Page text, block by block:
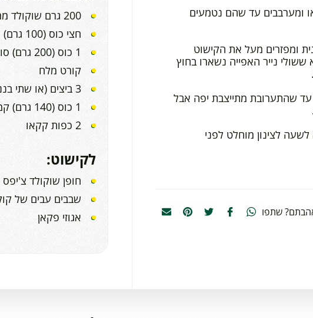
ומערבבים עד שהם נטמעים
ומפזרים מעל את הקישוט
נייר האפייה נשארו בחוץ
דקות, רק עד שהתערובת מתייצבת יפה אבל
לצינון מוחלט לפני
שתפו
200 גרם שוקולד מריר
חצי כוס (100 גרם) שמן קוקוס
1 כוס (200 גרם) סוכר
קורט מלח
3 ביצים (או שתי בננות)
1 כוס (140 גרם) קמח לבן
2 כפות קקאו
לקישוט:
חופן שוקולד צ'יפס
שבבים עבים של
אגוזי פקאן